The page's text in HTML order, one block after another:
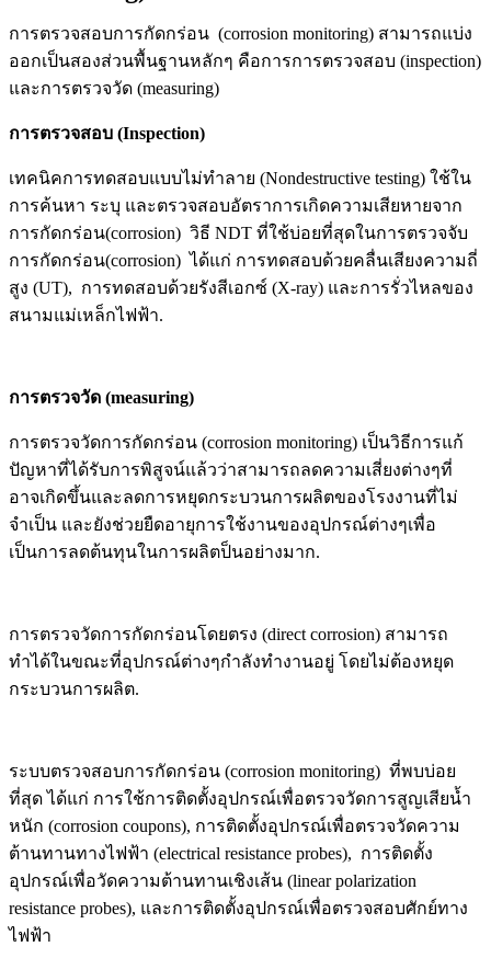
การตรวจสอบการกัดกร่อน (corrosion monitoring) สามารถแบ่ง
ออกเป็นสองส่วนพื้นฐานหลักๆ คือการการตรวจสอบ (inspection)
และการตรวจวัด (measuring)
การตรวจสอบ (Inspection)
เทคนิคการทดสอบแบบไม่ทำลาย (Nondestructive testing) ใช้ใน
การค้นหา ระบุ และตรวจสอบอัตราการเกิดความเสียหายจาก
การกัดกร่อน(corrosion) วิธี NDT ที่ใช้บ่อยที่สุดในการตรวจจับ
การกัดกร่อน(corrosion) ได้แก่ การทดสอบด้วยคลื่นเสียงความถี่
สูง (UT), การทดสอบด้วยรังสีเอกซ์ (X-ray) และการรั่วไหลของ
สนามแม่เหล็กไฟฟ้า.
การตรวจวัด (measuring)
การตรวจวัดการกัดกร่อน (corrosion monitoring) เป็นวิธีการแก้
ปัญหาที่ได้รับการพิสูจน์แล้วว่าสามารถลดความเสี่ยงต่างๆที่
อาจเกิดขึ้นและลดการหยุดกระบวนการผลิตของโรงงานที่ไม่
จำเป็น และยังช่วยยืดอายุการใช้งานของอุปกรณ์ต่างๆเพื่อ
เป็นการลดต้นทุนในการผลิตป็นอย่างมาก.
การตรวจวัดการกัดกร่อนโดยตรง (direct corrosion) สามารถ
ทำได้ในขณะที่อุปกรณ์ต่างๆกำลังทำงานอยู่ โดยไม่ต้องหยุด
กระบวนการผลิต.
ระบบตรวจสอบการกัดกร่อน (corrosion monitoring) ที่พบบ่อย
ที่สุด ได้แก่ การใช้การติดตั้งอุปกรณ์เพื่อตรวจวัดการสูญเสียน้ำ
หนัก (corrosion coupons), การติดตั้งอุปกรณ์เพื่อตรวจวัดความ
ต้านทานทางไฟฟ้า (electrical resistance probes), การติดตั้ง
อุปกรณ์เพื่อวัดความต้านทานเชิงเส้น (linear polarization
resistance probes), และการติดตั้งอุปกรณ์เพื่อตรวจสอบศักย์ทาง
ไฟฟ้า